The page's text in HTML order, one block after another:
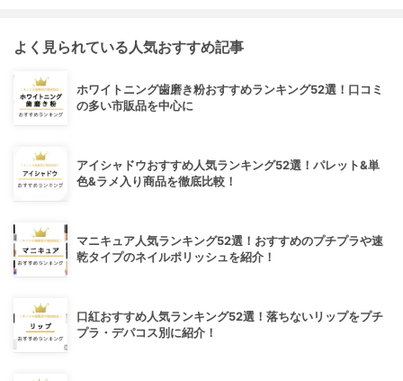
よく見られている人気おすすめ記事
ホワイトニング歯磨き粉おすすめランキング52選！口コミ
の多い市販品を中心に
アイシャドウおすすめ人気ランキング52選！パレット&単
色&ラメ入り商品を徹底比較！
マニキュア人気ランキング52選！おすすめのプチプラや速
乾タイプのネイルポリッシュを紹介！
口紅おすすめ人気ランキング52選！落ちないリップをプチ
プラ・デパコス別に紹介！